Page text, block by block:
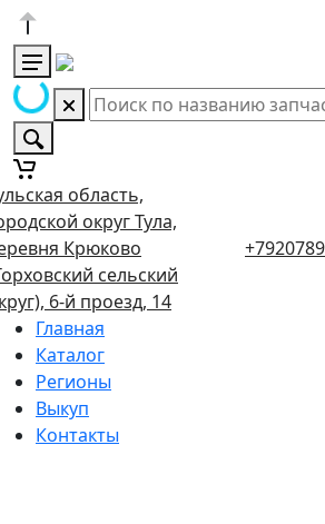
область,
округ Тула,
Крюково
сельский
6-й проезд, 14
Главная
Каталог
Регионы
Выкуп
Контакты